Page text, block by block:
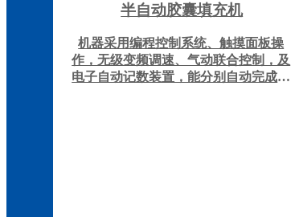
半自动胶囊填充机
机器采用编程控制系统、触摸面板操
作，无级变频调速、气动联合控制，及
电子自动记数装置，能分别自动完成胶